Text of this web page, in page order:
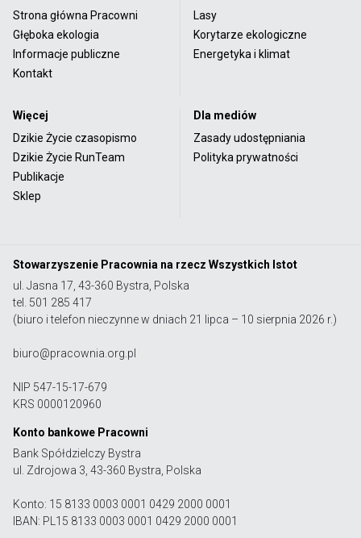
Strona główna Pracowni
Głęboka ekologia
Informacje publiczne
Kontakt
Lasy
Korytarze ekologiczne
Energetyka i klimat
Więcej
Dzikie Życie czasopismo
Dzikie Życie RunTeam
Publikacje
Sklep
Dla mediów
Zasady udostępniania
Polityka prywatności
Stowarzyszenie Pracownia na rzecz Wszystkich Istot
ul. Jasna 17, 43-360 Bystra, Polska
tel. 501 285 417
(biuro i telefon nieczynne w dniach 21 lipca – 10 sierpnia 2026 r.)
biuro@pracownia.org.pl
NIP 547-15-17-679
KRS 0000120960
Konto bankowe Pracowni
Bank Spółdzielczy Bystra
ul. Zdrojowa 3, 43-360 Bystra, Polska
Konto: 15 8133 0003 0001 0429 2000 0001
IBAN: PL15 8133 0003 0001 0429 2000 0001